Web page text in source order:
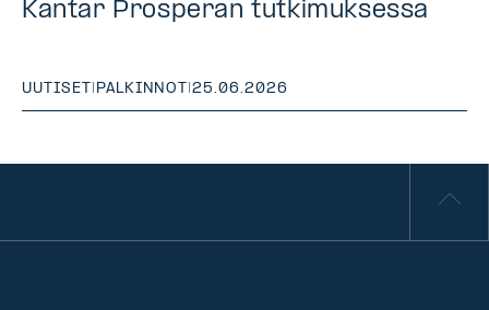
Kantar Prosperan tutkimuksessa
UUTISET | PALKINNOT |25.06.2026